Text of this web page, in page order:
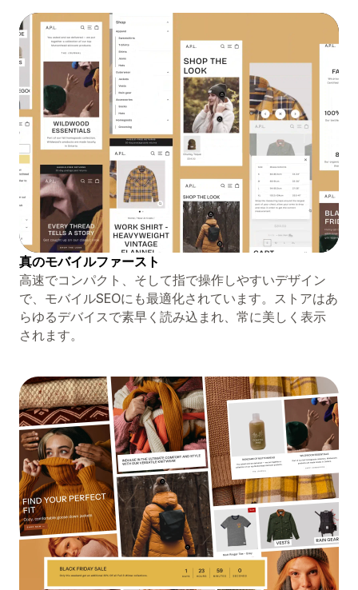
真のモバイルファースト
高速でコンパクト、そして指で操作しやすいデザイン
で、モバイルSEOにも最適化されています。ストアはあ
らゆるデバイスで素早く読み込まれ、常に美しく表示
されます。